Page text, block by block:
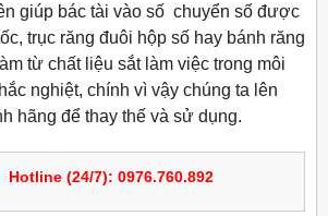
giúp bác tài vào số chuyển số được
trục răng đuôi hộp số hay bánh răng
từ chất liệu sắt làm việc trong môi
nghiệt, chính vì vậy chúng ta lên
hãng để thay thế và sử dụng.
Hotline (24/7): 0976.760.892